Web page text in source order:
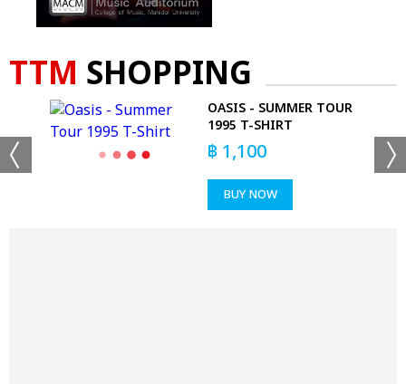
TTM SHOPPING
OASIS - SUMMER TOUR
1995 T-SHIRT
฿ 1,100
BUY NOW